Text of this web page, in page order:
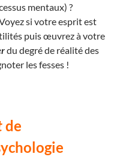
mentaux) ?
si votre esprit est
puis œuvrez à votre
du degré de réalité des
les fesses !
de